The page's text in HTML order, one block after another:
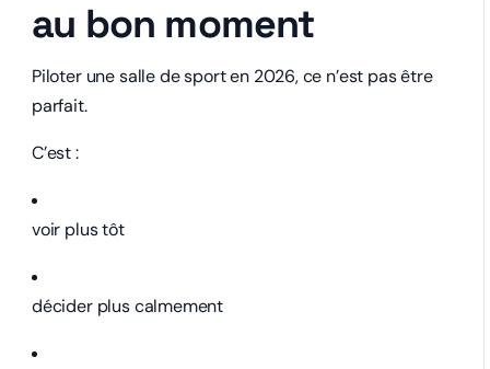
au bon moment
Piloter une salle de sport en 2026, ce n’est pas être
parfait.
C’est :
voir plus tôt
décider plus calmement